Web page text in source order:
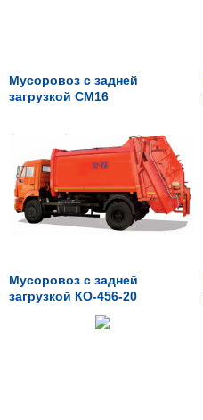
Мусоровоз с задней
загрузкой CM16
Мусоровоз с задней
загрузкой КО-456-20